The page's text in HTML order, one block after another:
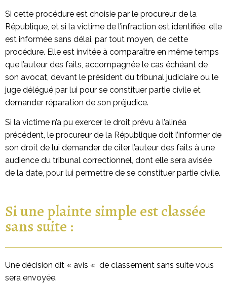
Si cette procédure est choisie par le procureur de la
République, et si la victime de l’infraction est identifiée, elle
est informée sans délai, par tout moyen, de cette
procédure. Elle est invitée à comparaître en même temps
que l’auteur des faits, accompagnée le cas échéant de
son avocat, devant le président du tribunal judiciaire ou le
juge délégué par lui pour se constituer partie civile et
demander réparation de son préjudice.
Si la victime n’a pu exercer le droit prévu à l’alinéa
précédent, le procureur de la République doit l’informer de
son droit de lui demander de citer l’auteur des faits à une
audience du tribunal correctionnel, dont elle sera avisée
de la date, pour lui permettre de se constituer partie civile.
Si une plainte simple est classée
sans suite :
Une décision dit « avis « de classement sans suite vous
sera envoyée.